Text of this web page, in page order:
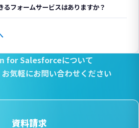
フォームサービスはありますか？
for Salesforceについて
お気軽にお問い合わせください
資料請求